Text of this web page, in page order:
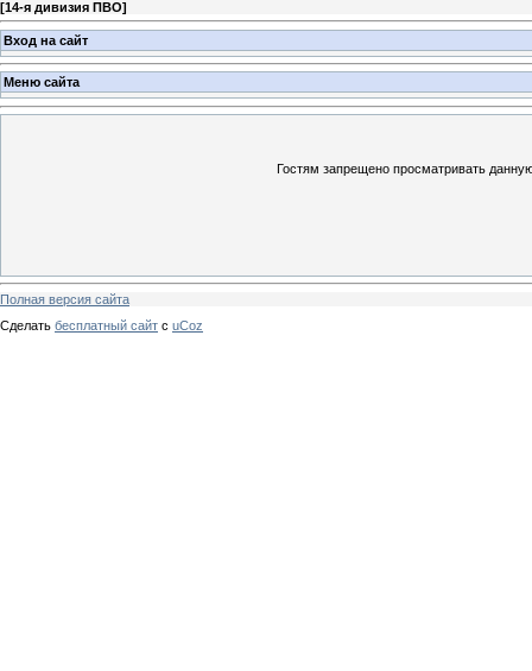
[14-я дивизия ПВО]
Вход на сайт
Меню сайта
Гостям запрещено просматривать
Полная версия сайта
Сделать бесплатный сайт с uCoz